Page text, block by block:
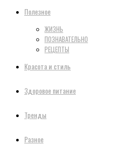
Полезное
ЖИЗНЬ
ПОЗНАВАТЕЛЬНО
РЕЦЕПТЫ
Красота и стиль
Здоровое питание
Тренды
Разное